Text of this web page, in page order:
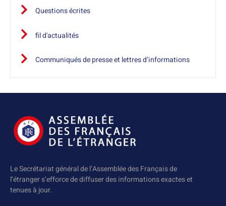
Questions écrites
fil d'actualités
Communiqués de presse et lettres d’informations
Le Secrétariat général de l’Assemblée des Français de
l’étranger s’efforce de diffuser des informations exactes et
tenues à jour.